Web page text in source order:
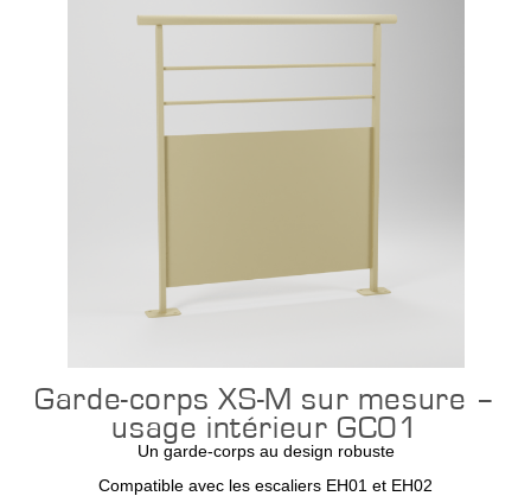
Garde-corps XS-M sur mesure –
usage intérieur GC01
Un garde-corps au design robuste
Compatible avec les escaliers EH01 et EH02